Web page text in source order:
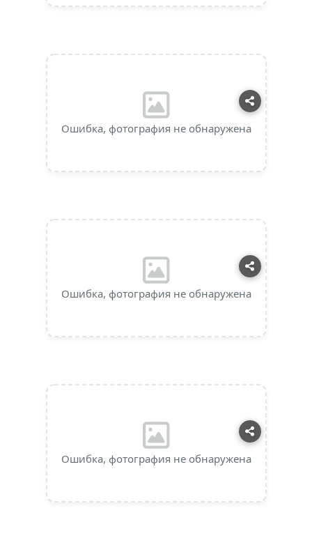
Ошибка, фотография не обнаружена
Ошибка, фотография не обнаружена
Ошибка, фотография не обнаружена